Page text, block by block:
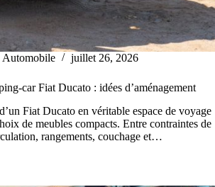
Automobile juillet 26, 2026
car Fiat Ducato : idées d’aménagement
Fiat Ducato en véritable espace de voyage
de meubles compacts. Entre contraintes de
rangements, couchage et…